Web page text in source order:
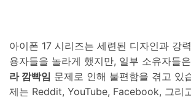
아이폰 17 시리즈는 세련된 디자인과 강
용자들을 놀라게 했지만, 일부 소유자들은
라 깜빡임 문제로 인해 불편함을 겪고 있
제는 Reddit, YouTube, Facebook, 그리